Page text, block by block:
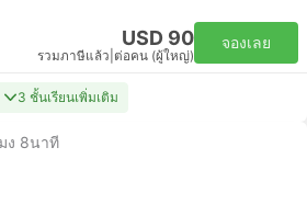
USD 90
รวมภาษีแล้ว ต่อคน (ผู้ใหญ่)
จองเลย
3 ชั้นเรียนเพิ่มเติม
ง 8นาที